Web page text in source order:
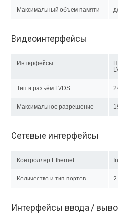
Максимальный объем памяти
Видеоинтерфейсы
Интерфейсы
Тип и разъём LVDS
Максимальное разрешение
Сетевые интерфейсы
Контроллер Ethernet
Количество и тип портов 2
Интерфейсы ввода /